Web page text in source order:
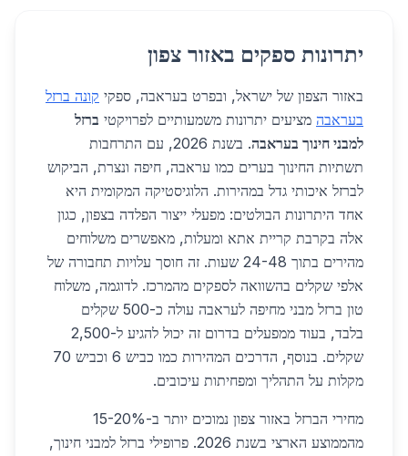
יתרונות ספקים באזור צפון
באזור הצפון של ישראל, ובפרט בעראבה, ספקי קונה ברזל
בעראבה מציעים יתרונות משמעותיים לפרויקטי ברזל
למבני חינוך בעראבה
. בשנת 2026, עם התרחבות
תשתיות החינוך בערים כמו עראבה, חיפה ונצרת, הביקוש
לברזל איכותי גדל במהירות. הלוגיסטיקה המקומית היא
אחד היתרונות הבולטים: מפעלי ייצור הפלדה בצפון, כגון
אלה בקרבת קריית אתא ומעלות, מאפשרים משלוחים
מהירים בתוך 24-48 שעות. זה חוסך עלויות תחבורה של
אלפי שקלים בהשוואה לספקים מהמרכז. לדוגמה, משלוח
טון ברזל מבני מחיפה לעראבה עולה כ-500 שקלים
בלבד, בעוד ממפעלים בדרום זה יכול להגיע ל-2,500
שקלים. בנוסף, הדרכים המהירות כמו כביש 6 וכביש 70
מקלות על התהליך ומפחיתות עיכובים.
מחירי הברזל באזור צפון נמוכים יותר ב-15-20%
מהממוצע הארצי בשנת 2026. פרופילי ברזל למבני חינוך,